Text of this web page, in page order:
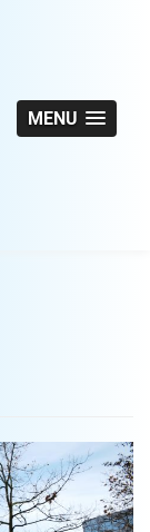
MENU